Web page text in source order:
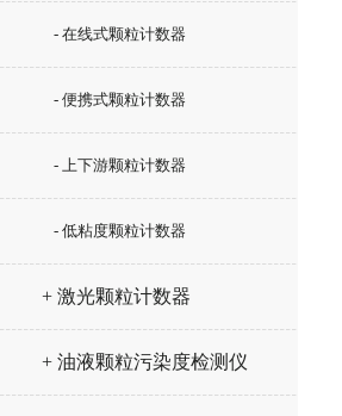
- 在线式颗粒计数器
- 便携式颗粒计数器
- 上下游颗粒计数器
- 低粘度颗粒计数器
+ 激光颗粒计数器
+ 油液颗粒污染度检测仪